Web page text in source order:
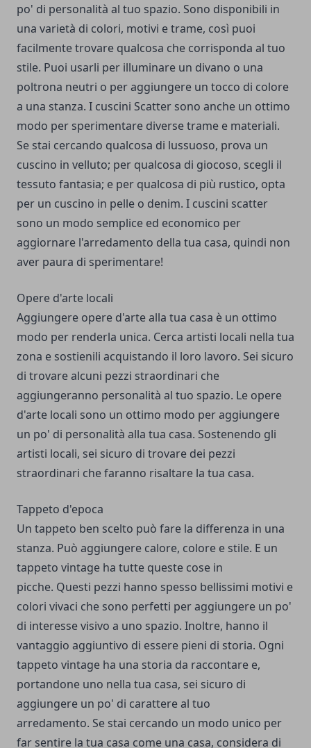
po' di personalità al tuo spazio. Sono disponibili in
una varietà di colori, motivi e trame, così puoi
facilmente trovare qualcosa che corrisponda al tuo
stile. Puoi usarli per illuminare un divano o una
poltrona neutri o per aggiungere un tocco di colore
a una stanza. I cuscini Scatter sono anche un ottimo
modo per sperimentare diverse trame e materiali.
Se stai cercando qualcosa di lussuoso, prova un
cuscino in velluto; per qualcosa di giocoso, scegli il
tessuto fantasia; e per qualcosa di più rustico, opta
per un cuscino in pelle o denim. I cuscini scatter
sono un modo semplice ed economico per
aggiornare l'arredamento della tua casa, quindi non
aver paura di sperimentare!
Opere d'arte locali
Aggiungere opere d'arte alla tua casa è un ottimo
modo per renderla unica. Cerca artisti locali nella tua
zona e sostienili acquistando il loro lavoro. Sei sicuro
di trovare alcuni pezzi straordinari che
aggiungeranno personalità al tuo spazio. Le opere
d'arte locali sono un ottimo modo per aggiungere
un po' di personalità alla tua casa. Sostenendo gli
artisti locali, sei sicuro di trovare dei pezzi
straordinari che faranno risaltare la tua casa.
Tappeto d'epoca
Un tappeto ben scelto può fare la differenza in una
stanza. Può aggiungere calore, colore e stile. E un
tappeto vintage ha tutte queste cose in
picche. Questi pezzi hanno spesso bellissimi motivi e
colori vivaci che sono perfetti per aggiungere un po'
di interesse visivo a uno spazio. Inoltre, hanno il
vantaggio aggiuntivo di essere pieni di storia. Ogni
tappeto vintage ha una storia da raccontare e,
portandone uno nella tua casa, sei sicuro di
aggiungere un po' di carattere al tuo
arredamento. Se stai cercando un modo unico per
far sentire la tua casa come una casa, considera di